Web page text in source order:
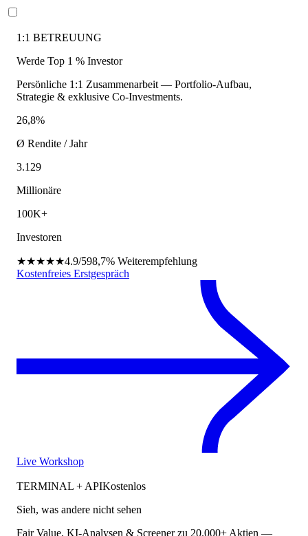
1:1 BETREUUNG
Werde Top 1 % Investor
Persönliche 1:1 Zusammenarbeit — Portfolio-Aufbau,
Strategie & exklusive Co-Investments.
26,8%
Ø Rendite / Jahr
3.129
Millionäre
100K+
Investoren
★★★★★4.9/598,7% Weiterempfehlung
Kostenfreies Erstgespräch
Live Workshop
TERMINAL + APIKostenlos
Sieh, was andere nicht sehen
Fair Value, KI-Analysen & Screener zu 20.000+ Aktien —